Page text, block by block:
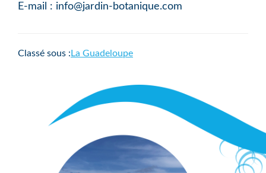
E-mail : info@jardin-botanique.com
Classé sous : La Guadeloupe